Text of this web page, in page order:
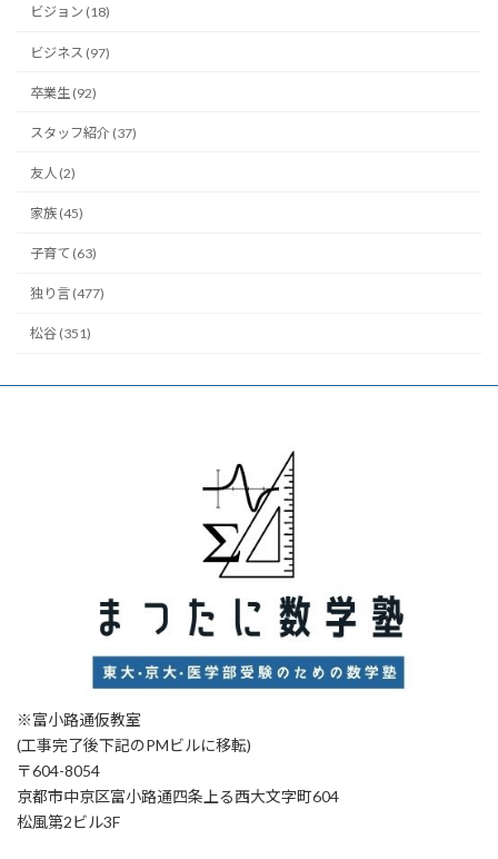
ビジョン (18)
ビジネス (97)
卒業生 (92)
スタッフ紹介 (37)
友人 (2)
家族 (45)
子育て (63)
独り言 (477)
松谷 (351)
※富小路通仮教室
(工事完了後下記のPMビルに移転)
〒604-8054
京都市中京区富小路通四条上る西大文字町604
松風第2ビル3F